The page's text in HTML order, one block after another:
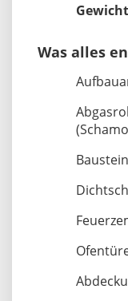
Gewicht
Was alles